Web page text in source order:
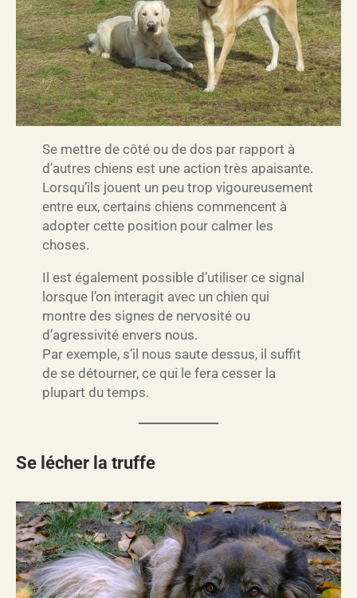
Se mettre de côté ou de dos par rapport à
d’autres chiens est une action très apaisante.
Lorsqu’ils jouent un peu trop vigoureusement
entre eux, certains chiens commencent à
adopter cette position pour calmer les
choses.
Il est également possible d’utiliser ce signal
lorsque l’on interagit avec un chien qui
montre des signes de nervosité ou
d’agressivité envers nous.
Par exemple, s’il nous saute dessus, il suffit
de se détourner, ce qui le fera cesser la
plupart du temps.
Se lécher la truffe